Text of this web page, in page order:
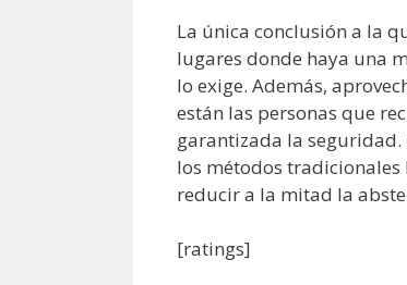
La única conclusión a la
lugares donde haya una
lo exige. Además,
están las personas que
garantizada la seguridad.
los métodos tradicionales
reducir a la mitad la
[ratings]